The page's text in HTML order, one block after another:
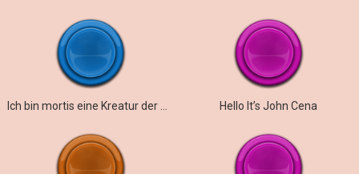
Hello It’s John Cena